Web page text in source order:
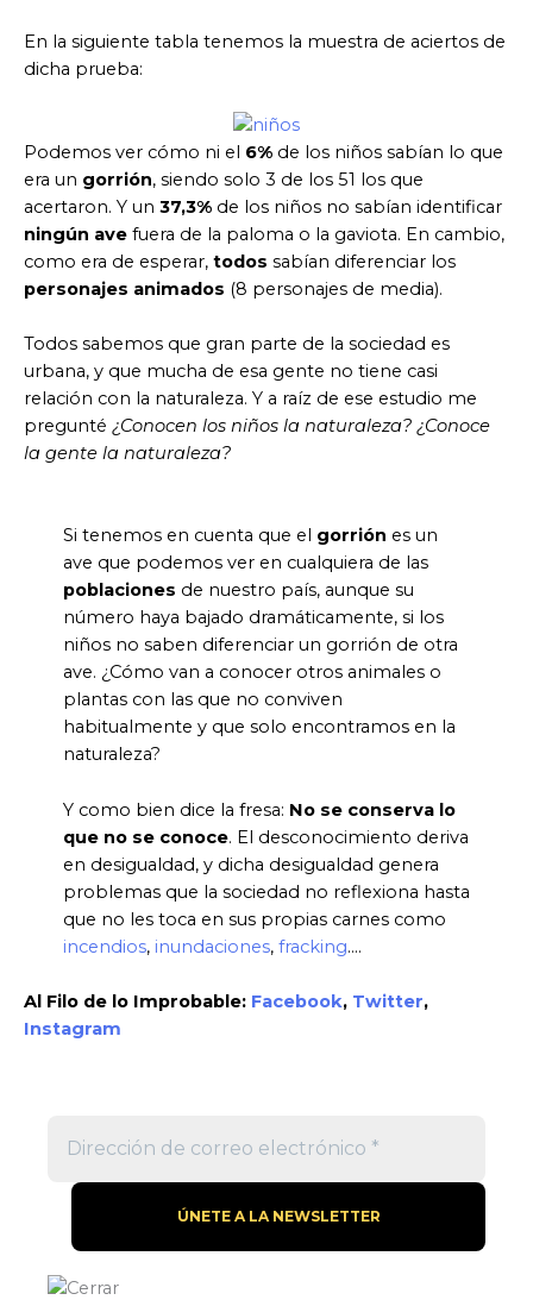
En la siguiente tabla tenemos la muestra de aciertos de
dicha prueba:
Podemos ver cómo ni el 6% de los niños sabían lo que
era un gorrión, siendo solo 3 de los 51 los que
acertaron. Y un 37,3% de los niños no sabían identificar
ningún ave fuera de la paloma o la gaviota. En cambio,
como era de esperar, todos sabían diferenciar los
personajes animados (8 personajes de media).
Todos sabemos que gran parte de la sociedad es
urbana, y que mucha de esa gente no tiene casi
relación con la naturaleza. Y a raíz de ese estudio me
pregunté ¿Conocen los niños la naturaleza? ¿Conoce
la gente la naturaleza?
Si tenemos en cuenta que el gorrión es un
ave que podemos ver en cualquiera de las
poblaciones de nuestro país, aunque su
número haya bajado dramáticamente, si los
niños no saben diferenciar un gorrión de otra
ave. ¿Cómo van a conocer otros animales o
plantas con las que no conviven
habitualmente y que solo encontramos en la
naturaleza?
Y como bien dice la fresa: No se conserva lo
que no se conoce. El desconocimiento deriva
en desigualdad, y dicha desigualdad genera
problemas que la sociedad no reflexiona hasta
que no les toca en sus propias carnes como
incendios, inundaciones, fracking….
Al Filo de lo Improbable: Facebook, Twitter,
Instagram